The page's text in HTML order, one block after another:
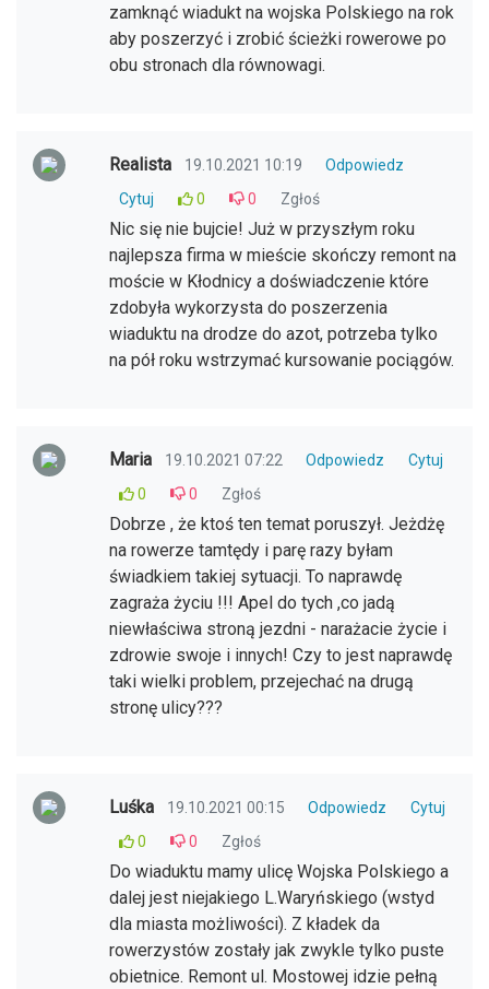
zamknąć wiadukt na wojska Polskiego na rok
aby poszerzyć i zrobić ścieżki rowerowe po
obu stronach dla równowagi.
Realista 19.10.2021 10:19
Odpowiedz
Cytuj
0 0 Zgłoś
Nic się nie bujcie! Już w przyszłym roku
najlepsza firma w mieście skończy remont na
moście w Kłodnicy a doświadczenie które
zdobyła wykorzysta do poszerzenia
wiaduktu na drodze do azot, potrzeba tylko
na pół roku wstrzymać kursowanie pociągów.
Maria 19.10.2021 07:22 Odpowiedz
Cytuj
0
0 Zgłoś
Dobrze , że ktoś ten temat poruszył. Jeżdżę
na rowerze tamtędy i parę razy byłam
świadkiem takiej sytuacji. To naprawdę
zagraża życiu !!! Apel do tych ,co jadą
niewłaściwa stroną jezdni - narażacie życie i
zdrowie swoje i innych! Czy to jest naprawdę
taki wielki problem, przejechać na drugą
stronę ulicy???
Luśka 19.10.2021 00:15 Odpowiedz
Cytuj
0
0 Zgłoś
Do wiaduktu mamy ulicę Wojska Polskiego a
dalej jest niejakiego L.Waryńskiego (wstyd
dla miasta możliwości). Z kładek da
rowerzystów zostały jak zwykle tylko puste
obietnice. Remont ul. Mostowej idzie pełną